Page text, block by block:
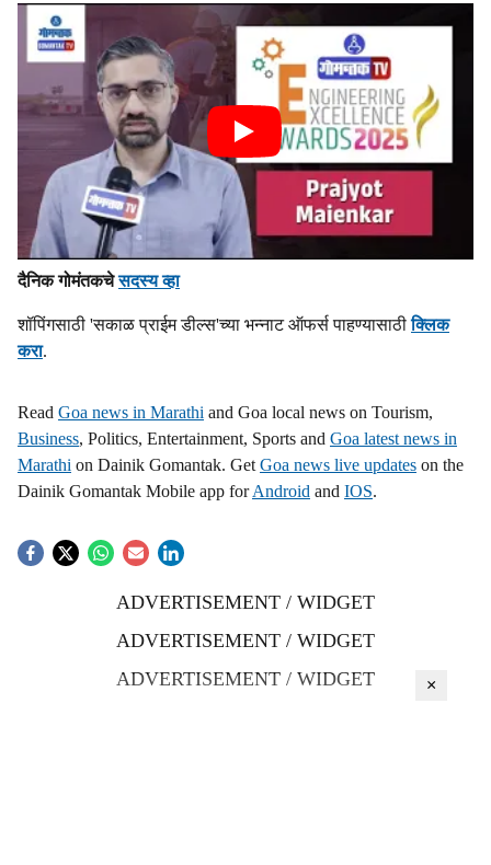
दैनिक गोमंतकचेसदस्य व्हा
शॉपिंगसाठी 'सकाळ प्राईम डील्स'च्या भन्नाट ऑफर्स पाहण्यासाठीक्लिक
करा.
Read Goa news in Marathi and Goa local news on Tourism,
Business, Politics, Entertainment, Sports and Goa latest news in
Marathi on Dainik Gomantak. Get Goa news live updates on the
Dainik Gomantak Mobile app forAndroid and IOS.
ADVERTISEMENT / WIDGET
ADVERTISEMENT / WIDGET
ADVERTISEMENT / WIDGET
×